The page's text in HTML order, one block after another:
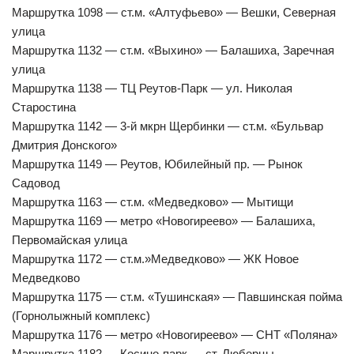
Маршрутка 1098 — ст.м. «Алтуфьево» — Вешки, Северная
улица
Маршрутка 1132 — ст.м. «Выхино» — Балашиха, Заречная
улица
Маршрутка 1138 — ТЦ Реутов-Парк — ул. Николая
Старостина
Маршрутка 1142 — 3-й мкрн Щербинки — ст.м. «Бульвар
Дмитрия Донского»
Маршрутка 1149 — Реутов, Юбилейный пр. — Рынок
Садовод
Маршрутка 1163 — ст.м. «Медведково» — Мытищи
Маршрутка 1169 — метро «Новогиреево» — Балашиха,
Первомайская улица
Маршрутка 1172 — ст.м.»Медведково» — ЖК Новое
Медведково
Маршрутка 1175 — ст.м. «Тушинская» — Павшинская пойма
(Горнолыжный комплекс)
Маршрутка 1176 — метро «Новогиреево» — СНТ «Поляна»